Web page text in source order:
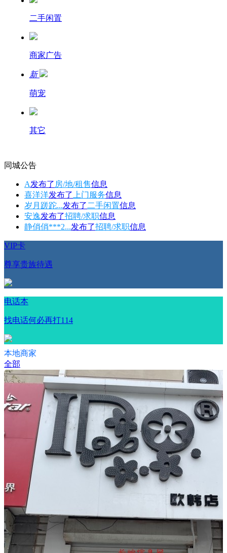
二手闲置
商家广告
新
萌宠
其它
同城公告
A发布了 房/地/租售信息
喜洋洋发布了 上门服务信息
岁月蹉跎...发布了 二手闲置信息
安逸发布了招聘/求职信息
静俏俏***2...发布了招聘/求职信息
VIP卡
尊享贵族待遇
电话本
找电话何必再打114
本地商家
全部